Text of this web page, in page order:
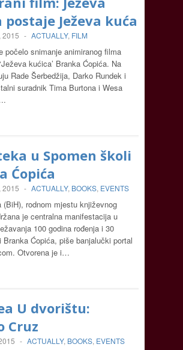
postaje Ježeva kuća
2015 - ACTUALLY, FILM
počelo snimanje animiranog filma
kućica’ Branka Ćopića. Na
Rade Šerbedžija, Darko Rundek i
suradnik Tima Burtona i Wesa
u Spomen školi
Ćopića
2015 - ACTUALLY, BOOKS, EVENTS
(BiH), rodnom mjestu književnog
je centralna manifestacija u
100 godina rođenja i 30
Branka Ćopića, piše banjalučki portal
Otvorena je i…
U dvorištu:
Cruz
- ACTUALLY, BOOKS, EVENTS